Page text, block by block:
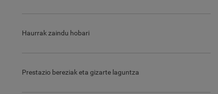
Haurrak zaindu hobari
Prestazio bereziak eta gizarte laguntza